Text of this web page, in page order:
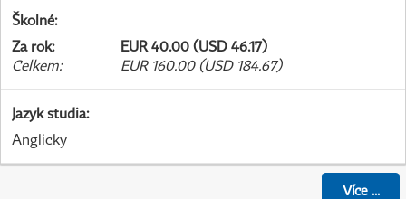
Školné:
Za rok:
EUR 40.00 (USD 46.17)
Celkem: EUR 160.00 (USD 184.67)
Jazyk studia:
Anglicky
Více...